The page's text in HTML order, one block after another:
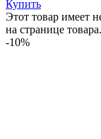
Купить
Этот товар имеет
на странице товара.
-10%